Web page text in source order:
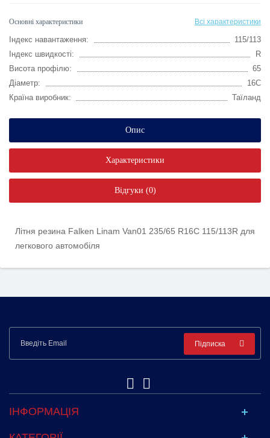
Основні характеристики Всі характеристики
Індекс навантаження:
115/113
Індекс швидкості:
R
Висота профілю:
65
Діаметр:
16C
Країна виробник:
Таїланд
Опис
Характеристики
Відгуки (0)
Літня резина Falken Linam Van01 235/65 R16C 115/113R для
легкового автомобіля
Підписка
ІНФОРМАЦІЯ